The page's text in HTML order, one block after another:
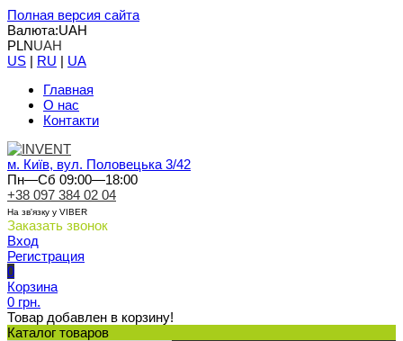
Полная версия сайта
Валюта:UAH
PLNUAH
US | RU | UA
Главная
О нас
Контакти
м. Київ, вул. Половецька 3/42
Пн—Сб 09:00—18:00
+38 097 384 02 04
На зв'язку у VIBER
Заказать звонок
Вход
Регистрация
0
Корзина
0 грн.
Товар добавлен в корзину!
Каталог товаров